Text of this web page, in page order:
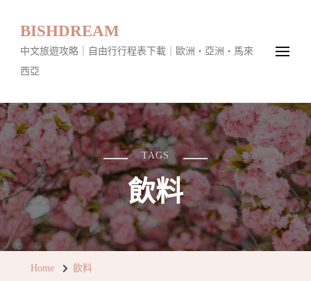
BISHDREAM
中文旅遊攻略｜自由行行程表下載｜歐洲・亞洲・馬來
西亞
TAGS
飲料
Home 飲料